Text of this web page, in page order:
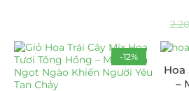
-12%
Hoa
–